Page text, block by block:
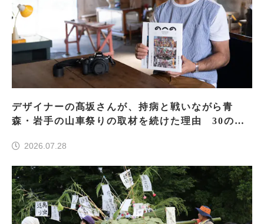
デザイナーの髙坂さんが、持病と戦いながら青
森・岩手の山車祭りの取材を続けた理由 30の山
2026.07.28